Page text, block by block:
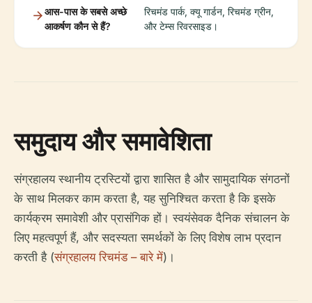
आस-पास के सबसे अच्छे
आकर्षण कौन से हैं?
रिचमंड पार्क, क्यू गार्डन, रिचमंड ग्रीन,
और टेम्स रिवरसाइड।
समुदाय और समावेशिता
संग्रहालय स्थानीय ट्रस्टियों द्वारा शासित है और सामुदायिक संगठनों
के साथ मिलकर काम करता है, यह सुनिश्चित करता है कि इसके
कार्यक्रम समावेशी और प्रासंगिक हों। स्वयंसेवक दैनिक संचालन के
लिए महत्वपूर्ण हैं, और सदस्यता समर्थकों के लिए विशेष लाभ प्रदान
करती है (संग्रहालय रिचमंड – बारे में)।